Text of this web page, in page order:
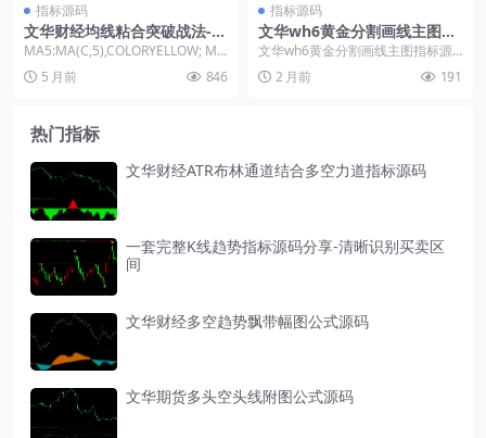
指标源码
文华财经均线粘合突破战法-双
抬双降-箱体突破止盈止损系统
MA5:MA(C,5),COLORYELLOW; MA
10:MA(C,10),C...
5 月前 846
指标源码
文华wh6黄金分割画线主图指
标源码
文华wh6黄金分割画线主图指标源
码： 多空分界:(REF(HHV(H,DAYB
A...2 月前 191
热门指标
文华财经ATR布林通道结合多空力道指标源码
一套完整K线趋势指标源码分享-清晰识别买卖区
间
文华财经多空趋势飘带幅图公式源码
文华期货多头空头线附图公式源码